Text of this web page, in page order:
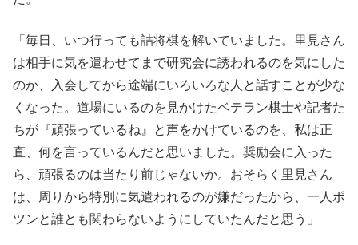
「毎日、いつ行っても詰将棋を解いていました。里見さん
は相手に気を遣わせてまで研究会に誘われるのを気にした
のか、入会してから途端にいろいろな人と話すことが少な
くなった。道場にいるのを見かけたベテラン棋士や記者た
ちが『頑張っているね』と声をかけているのを、私は正
直、何を言っているんだと思いました。奨励会に入った
ら、頑張るのは当たり前じゃないか。おそらく里見さん
は、周りから特別に気遣われるのが嫌だったから、一人ポ
ツンと誰とも関わらないようにしていたんだと思う」